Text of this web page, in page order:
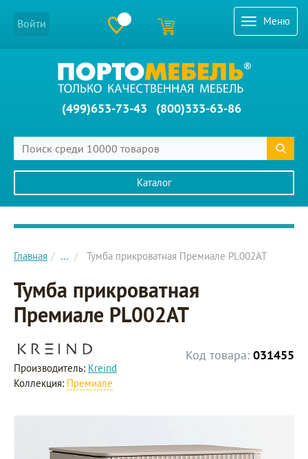
Меню
Войти
(499)653-73-43 (800)333-63-86
Каталог
Главное меню сайта
Главная ... Тумба прикроватная Премиале PL002AT
Тумба прикроватная
Премиале PL002AT
Код товара: 031455
Производитель: Kreind
Коллекция: Премиале